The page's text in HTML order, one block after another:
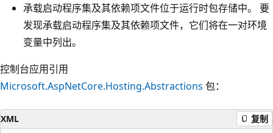
承载启动程序集及其依赖项文件位于运行时包存储中。 要
发现承载启动程序集及其依赖项文件，它们将在一对环境
变量中列出。
控制台应用引用
Microsoft.AspNetCore.Hosting.Abstractions 包：
XML 复制